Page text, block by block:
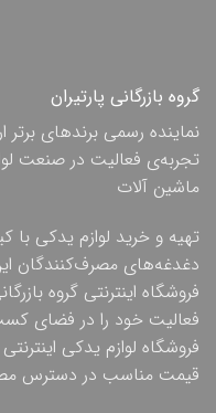
گروه بازرگانی پارتیران
نماینده رسمی برندهای برتر
تجربه‌ی فعالیت در صنعت
ماشین آلات
تهیه و خرید لوازم یدکی با
دغدغه‌های مصرف‌کنندگان
فروشگاه اینترنتی گروه
فعالیت خود را در فضای کسب
فروشگاه لوازم یدکی
قیمت مناسب در دسترس